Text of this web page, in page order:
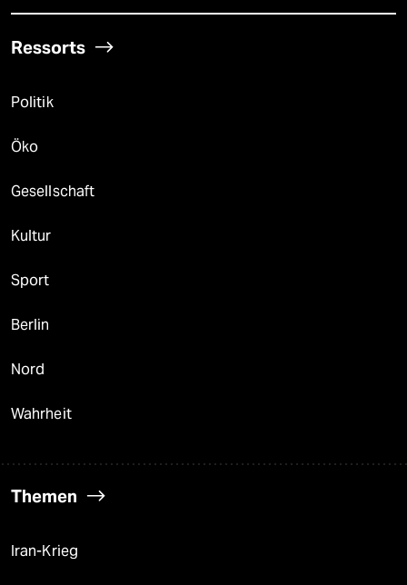
Ressorts
Politik
Öko
Gesellschaft
Kultur
Sport
Berlin
Nord
Wahrheit
Themen
Iran-Krieg